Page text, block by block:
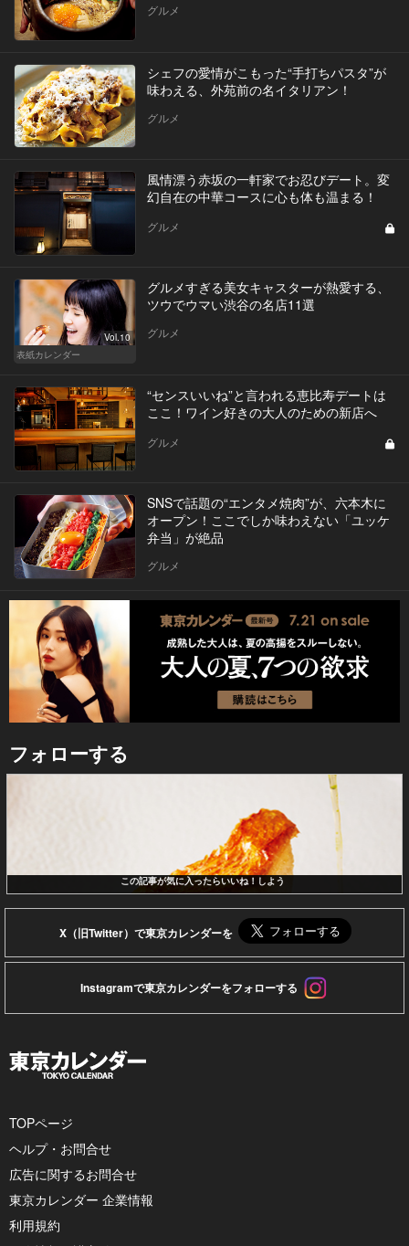
グルメ
シェフの愛情がこもった“手打ちパスタ”が
味わえる、外苑前の名イタリアン！
グルメ
風情漂う赤坂の一軒家でお忍びデート。変
幻自在の中華コースに心も体も温まる！
グルメ
Vol.10
表紙カレンダー
グルメすぎる美女キャスターが熱愛する、
ツウでウマい渋谷の名店11選
グルメ
“センスいいね”と言われる恵比寿デートは
ここ！ワイン好きの大人のための新店へ
グルメ
SNSで話題の“エンタメ焼肉”が、六本木に
オープン！ここでしか味わえない「ユッケ
弁当」が絶品
グルメ
フォローする
この記事が気に入ったらいいね！しよう
X（旧Twitter）で東京カレンダーを
Instagramで東京カレンダーをフォローする
TOPページ
ヘルプ・お問合せ
広告に関するお問合せ
東京カレンダー 企業情報
利用規約